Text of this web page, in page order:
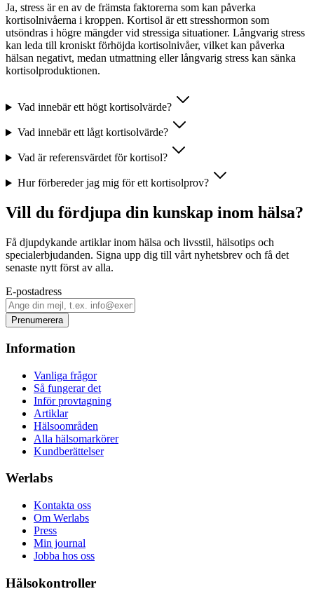
Ja, stress är en av de främsta faktorerna som kan påverka
kortisolnivåerna i kroppen. Kortisol är ett stresshormon som
utsöndras i högre mängder vid stressiga situationer. Långvarig stress
kan leda till kroniskt förhöjda kortisolnivåer, vilket kan påverka
hälsan negativt, medan utmattning eller långvarig stress kan sänka
kortisolproduktionen.
Vad innebär ett högt kortisolvärde?
Vad innebär ett lågt kortisolvärde?
Vad är referensvärdet för kortisol?
Hur förbereder jag mig för ett kortisolprov?
Vill du fördjupa din kunskap inom hälsa?
Få djupdykande artiklar inom hälsa och livsstil, hälsotips och
specialerbjudanden. Signa upp dig till vårt nyhetsbrev och få det
senaste nytt först av alla.
E-postadress
Prenumerera
Information
Vanliga frågor
Så fungerar det
Inför provtagning
Artiklar
Hälsoområden
Alla hälsomarkörer
Kundberättelser
Werlabs
Kontakta oss
Om Werlabs
Press
Min journal
Jobba hos oss
Hälsokontroller